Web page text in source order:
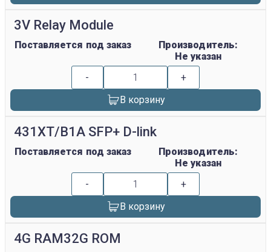
3V Relay Module
Поставляется под заказ
Производитель:
Не указан
-
+
В корзину
431XT/B1A SFP+ D-link
Поставляется под заказ
Производитель:
Не указан
-
+
В корзину
4G RAM32G ROM